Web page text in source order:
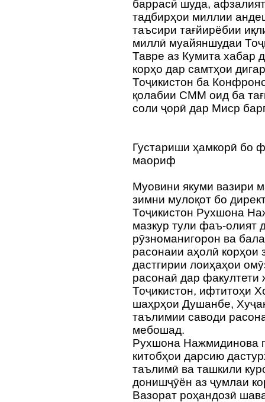
баррасӣ шуда,
тадбирҳои миллии
таъсири тағйирёбии
миллӣ муайяншудаи
Тавре аз Кумита хабар
корҳо дар самтҳои
Тоҷикистон ба
қолабии СММ оид ба
соли ҷорӣ дар Миср
Густариши ҳамкорӣ бо
маориф
Муовини якуми вазири
зимни мулоқот бо
Тоҷикистон Рухшона
мазкур тули фаъ-олият
рӯзноманигорон ва
расонаии аҳолӣ корҳои
дастгирии лоиҳаҳои
расонаӣ дар
Тоҷикистон, ифтитоҳи
шаҳрҳои Душанбе,
таълимии саводи
мебошад.
Рухшона Нажмидинова
китобҳои дарсию
таълимӣ ва ташкили
донишҷӯён аз ҷумлаи
Вазорат роҳандозӣ